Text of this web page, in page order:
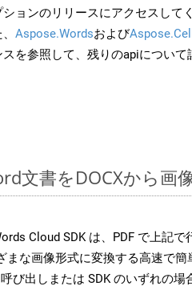
ションのリリースにアクセスして
Aspose.Wordsおよび
スを参照して、残りのapiについて
文書をDOCXから画
Cloud SDK は、PDF で上記
まな画像形式に変換する高速で
呼び出しまたは SDK のいずれの